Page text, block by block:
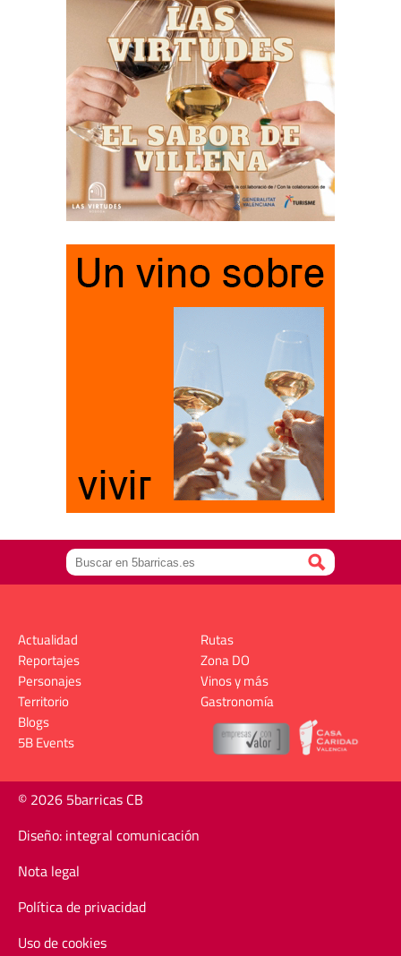
Actualidad
Reportajes
Personajes
Territorio
Rutas
Zona DO
Vinos y más
Gastronomía
Blogs
5B Events
© 2026 5barricas CB
Diseño: integral comunicación
Nota legal
Política de privacidad
Uso de cookies